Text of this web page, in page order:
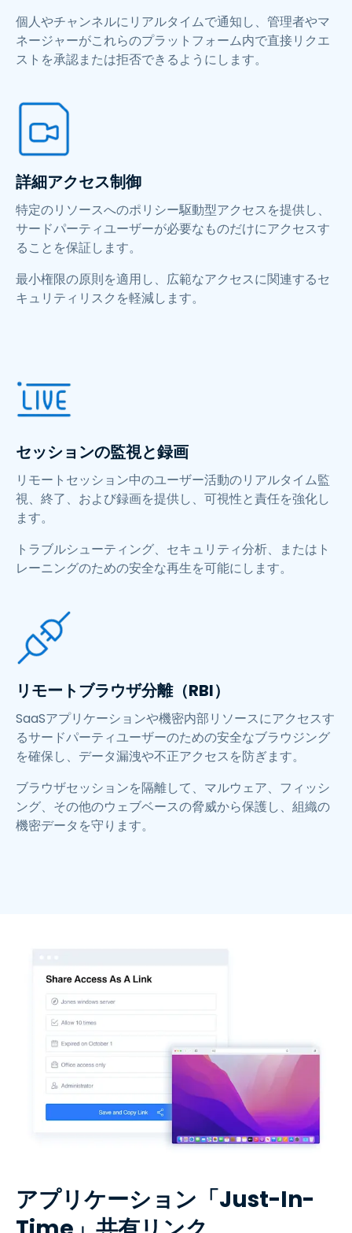
個人やチャンネルにリアルタイムで通知し、管理者やマ
ネージャーがこれらのプラットフォーム内で直接リクエ
ストを承認または拒否できるようにします。
詳細アクセス制御
特定のリソースへのポリシー駆動型アクセスを提供し、
サードパーティユーザーが必要なものだけにアクセスす
ることを保証します。
最小権限の原則を適用し、広範なアクセスに関連するセ
キュリティリスクを軽減します。
セッションの監視と録画
リモートセッション中のユーザー活動のリアルタイム監
視、終了、および録画を提供し、可視性と責任を強化し
ます。
トラブルシューティング、セキュリティ分析、またはト
レーニングのための安全な再生を可能にします。
リモートブラウザ分離（RBI）​
SaaSアプリケーションや機密内部リソースにアクセスす
るサードパーティユーザーのための安全なブラウジング
を確保し、データ漏洩や不正アクセスを防ぎます。​
ブラウザセッションを隔離して、マルウェア、フィッシ
ング、その他のウェブベースの脅威から保護し、組織の
機密データを守ります。
アプリケーション「Just-In-